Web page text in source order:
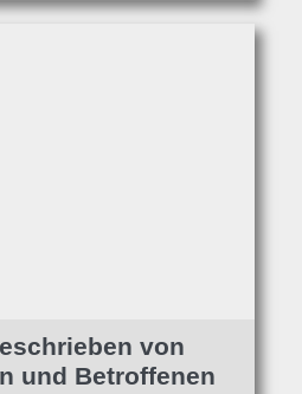
von
und Betroffenen